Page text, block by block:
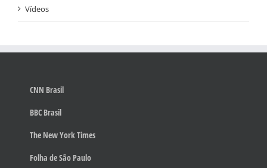
Vídeos
CNN Brasil
BBC Brasil
The New York Times
Folha de São Paulo